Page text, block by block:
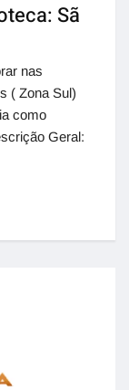
Sã
nas
( Zona Sul)
como
Geral: